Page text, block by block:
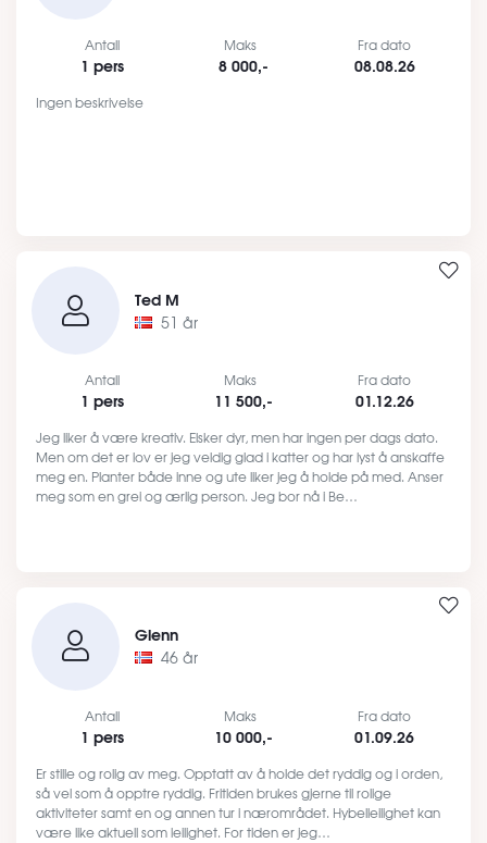
Antall
1 pers
Maks
8 000,-
Fra dato
08.08.26
Ingen beskrivelse
Ted M
51 år
Antall
1 pers
Maks
11 500,-
Fra dato
01.12.26
Jeg liker å være kreativ. Elsker dyr, men har ingen per dags dato.
Men om det er lov er jeg veldig glad i katter og har lyst å anskaffe
meg en. Planter både inne og ute liker jeg å holde på med. Anser
meg som en grei og ærlig person. Jeg bor nå i Be…
Glenn
46 år
Antall
1 pers
Maks
10 000,-
Fra dato
01.09.26
Er stille og rolig av meg. Opptatt av å holde det ryddig og i orden,
så vel som å opptre ryddig. Fritiden brukes gjerne til rolige
aktiviteter samt en og annen tur i nærområdet. Hybelleilighet kan
være like aktuell som leilighet. For tiden er jeg…